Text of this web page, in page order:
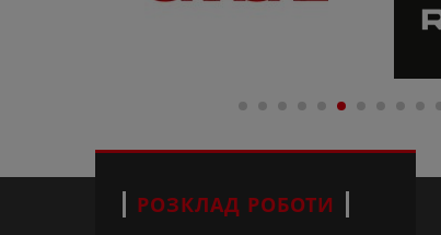
РОЗКЛАД РОБОТИ